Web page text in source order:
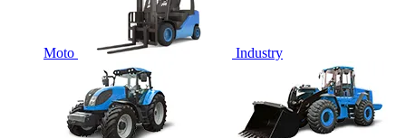
Moto Industry